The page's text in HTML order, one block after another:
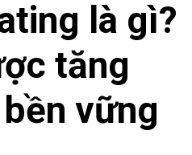
là gì?
tăng
vững